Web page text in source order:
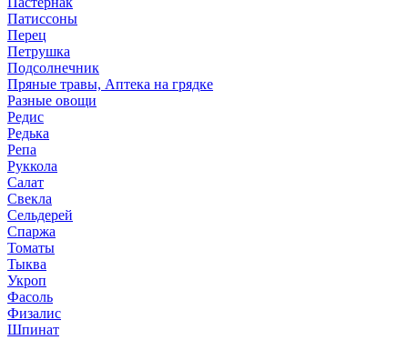
Патиссоны
Перец
Петрушка
Подсолнечник
Пряные травы, Аптека на грядке
Разные овощи
Редис
Редька
Репа
Руккола
Салат
Свекла
Сельдерей
Спаржа
Томаты
Тыква
Укроп
Фасоль
Физалис
Шпинат